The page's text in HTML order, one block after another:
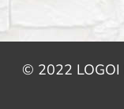
© 2022 LOGOI